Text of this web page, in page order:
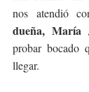
nos atendió
dueña, María
probar bocado
llegar.